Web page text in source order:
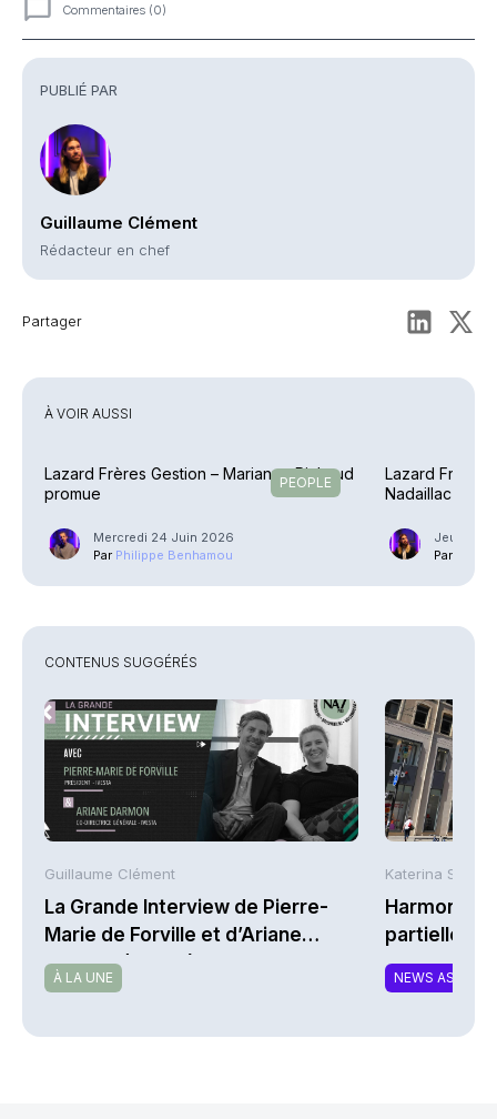
PUBLIÉ PAR
Guillaume Clément
Rédacteur en chef
Partager
Commentaires (0)
À VOIR AUSSI
PEOPLE
Lazard Frères Gestion – Marianne Pichaud
promue
Mercredi 24 Juin 2026
Par Philippe Benhamou
Lazard Frères
Nadaillac à la
Jeudi 15
Par
CONTENUS SUGGÉRÉS
Guillaume Clément
La Grande Interview de Pierre-
Marie de Forville et d’Ariane
Darmon (Ivesta)
À LA UNE
Katerina
Harmonie
partielle du
MTCAT
NEWS